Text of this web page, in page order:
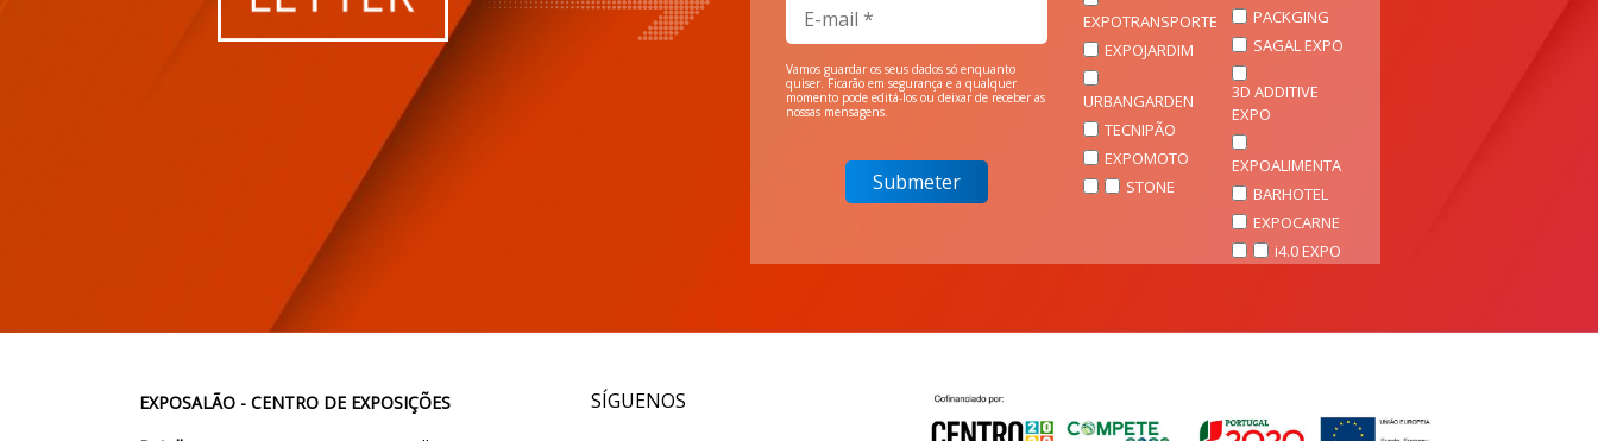
Vamos guardar os seus dados só enquanto
quiser. Ficarão em segurança e a qualquer
momento pode editá-los ou deixar de receber as
nossas mensagens.
EXPOTRANSPORTE
EXPOJARDIM
URBANGARDEN
TECNIPÃO
EXPOMOTO
STONE
PACKGING
SAGAL EXPO
3D ADDITIVE
EXPO
EXPOALIMENTA
BARHOTEL
EXPOCARNE
i4.0 EXPO
EXPOSALÃO - CENTRO DE EXPOSIÇÕES
SÍGUENOS